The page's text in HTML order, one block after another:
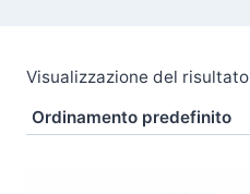
Visualizzazione del risultato